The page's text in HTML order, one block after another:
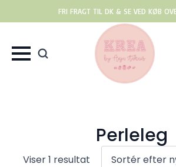
FRI FRAGT TIL DK & SE VED KØB
Perleleg
Viser 1 resultat